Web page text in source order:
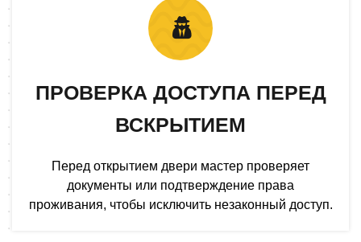
ПРОВЕРКА ДОСТУПА ПЕРЕД
ВСКРЫТИЕМ
Перед открытием двери мастер проверяет
документы или подтверждение права
проживания, чтобы исключить незаконный доступ.